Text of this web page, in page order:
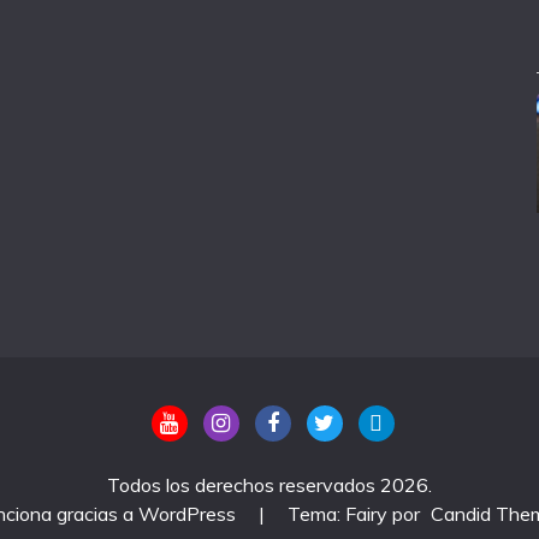
Todos los derechos reservados 2026.
gracias a WordPress
| Tema: Fairy por Candid